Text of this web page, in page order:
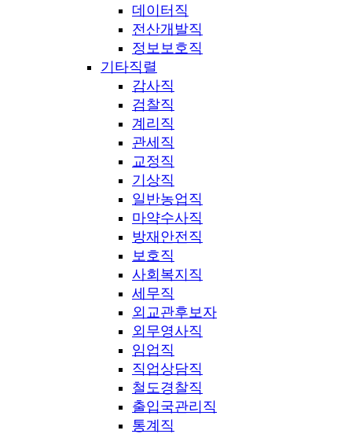
데이터직
전산개발직
정보보호직
기타직렬
감사직
검찰직
계리직
관세직
교정직
기상직
일반농업직
마약수사직
방재안전직
보호직
사회복지직
세무직
외교관후보자
외무영사직
임업직
직업상담직
철도경찰직
출입국관리직
통계직